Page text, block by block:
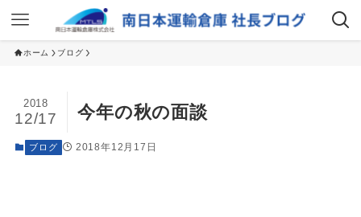
ホーム ブログ
今年の秋の面談
2018
12/17
ブログ 2018年12月17日